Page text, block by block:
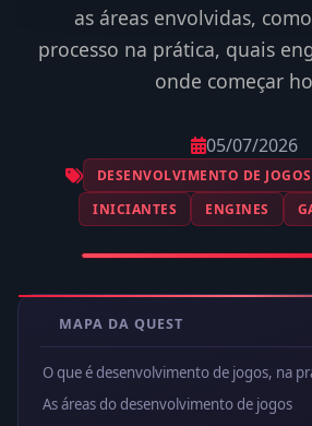
as áreas envolvidas,
processo na prática, quais
onde começar
05/07/2026
DESENVOLVIMENTO DE JOGOS
INICIANTES
ENGINES
MAPA DA QUEST
O que é desenvolvimento de jogos, na
As áreas do desenvolvimento de jogos